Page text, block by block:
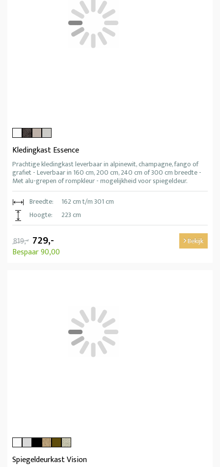
Kledingkast Essence
Prachtige kledingkast leverbaar in alpinewit, champagne, fango of
grafiet - Leverbaar in 160 cm, 200 cm, 240 cm of 300 cm breedte -
Met alu-grepen of rompkleur - mogelijkheid voor spiegeldeur.
Breedte:
162 cm t/m 301 cm
Hoogte:
223 cm
819,- 729,-
Bespaar 90,00
Bekijk
Spiegeldeurkast Vision